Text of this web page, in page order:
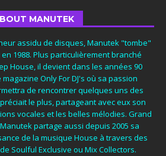
MANUTEK
assidu de disques, Manutek "tombe"
1988. Plus particulièrement branché
House, il devient dans les années 90
Only For DJ's où sa passion
de rencontrer quelques uns des
le plus, partageant avec eux son
vocales et les belles mélodies. Grand
partage aussi depuis 2005 sa
de la musique House à travers des
Soulful Exclusive ou Mix Collectors.